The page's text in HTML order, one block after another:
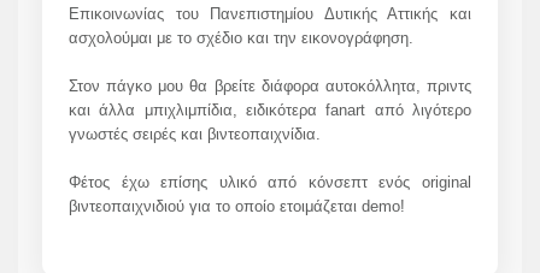
Επικοινωνίας του Πανεπιστημίου Δυτικής Αττικής και
ασχολούμαι με το σχέδιο και την εικονογράφηση.
Στον πάγκο μου θα βρείτε διάφορα αυτοκόλλητα, πριντς
και άλλα μπιχλιμπίδια, ειδικότερα fanart από λιγότερο
γνωστές σειρές και βιντεοπαιχνίδια.
Φέτος έχω επίσης υλικό από κόνσεπτ ενός original
βιντεοπαιχνιδιού για το οποίο ετοιμάζεται demo!